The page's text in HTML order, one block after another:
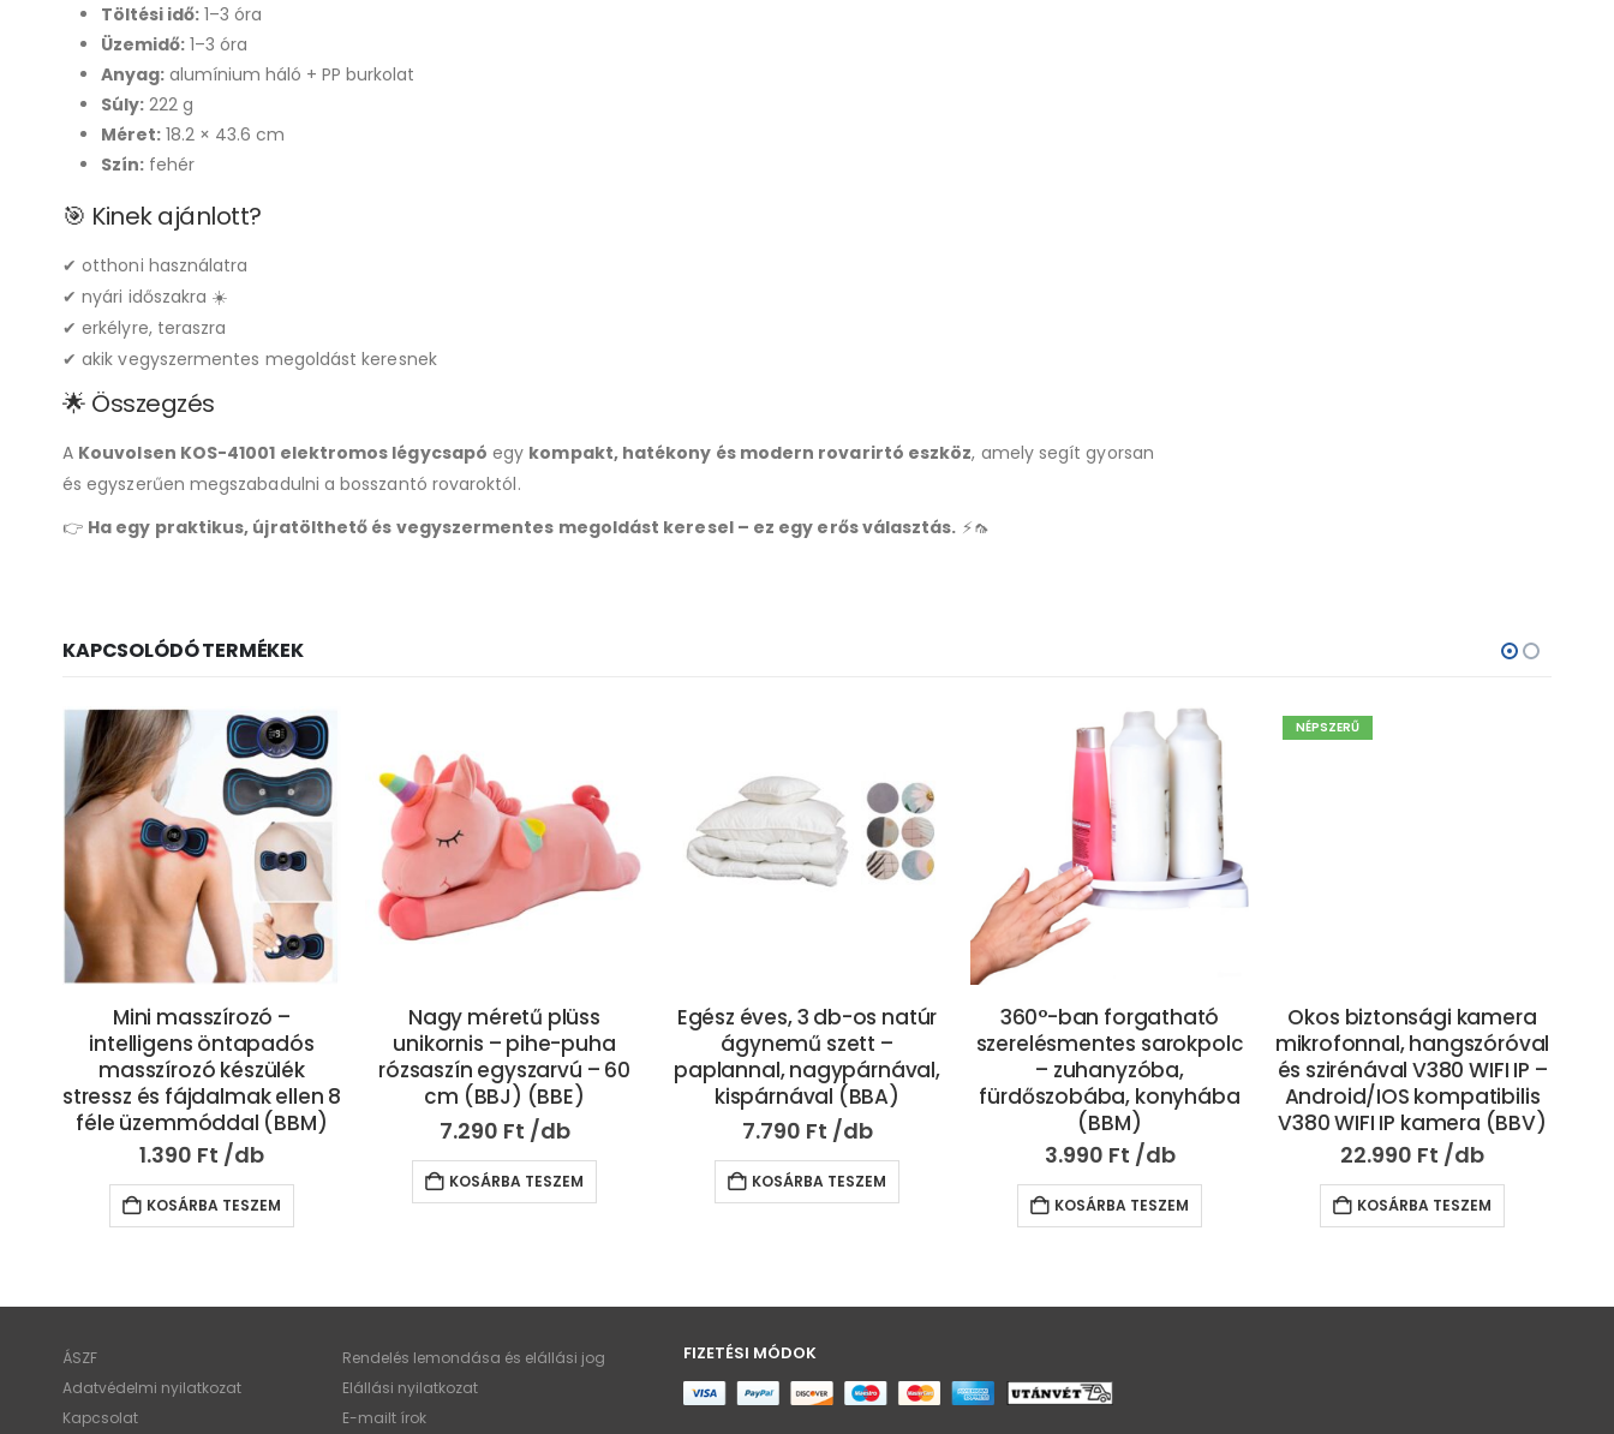
Töltési idő: 1–3 óra
Üzemidő: 1–3 óra
Anyag: alumínium háló + PP burkolat
Súly: 222 g
Méret: 18.2 × 43.6 cm
Szín: fehér
🎯 Kinek ajánlott?
✔ otthoni használatra
✔ nyári időszakra ☀️
✔ erkélyre, teraszra
✔ akik vegyszermentes megoldást keresnek
🌟 Összegzés
A Kouvolsen KOS-41001 elektromos légycsapó egy kompakt, hatékony és modern rovarirtó eszköz, amely segít gyorsan
és egyszerűen megszabadulni a bosszantó rovaroktól.
👉 Ha egy praktikus, újratölthető és vegyszermentes megoldást keresel – ez egy erős választás. ⚡🦟
KAPCSOLÓDÓ TERMÉKEK
Mini masszírozó –
intelligens öntapadós
masszírozó készülék
stressz és fájdalmak ellen 8
féle üzemmóddal (BBM)
1.390 Ft
KOSÁRBA TESZEM
Nagy méretű plüss
unikornis – pihe-puha
rózsaszín egyszarvú – 60
cm (BBJ) (BBE)
7.290 Ft
KOSÁRBA TESZEM
Egész éves, 3 db-os natúr
ágynemű szett –
paplannal, nagypárnával,
kispárnával (BBA)
7.790 Ft
KOSÁRBA TESZEM
360°-ban forgatható
szerelésmentes sarokpolc
– zuhanyzóba,
fürdőszobába, konyhába
(BBM)
3.990 Ft
KOSÁRBA TESZEM
NÉPSZERŰ
Okos biztonsági kamera
mikrofonnal, hangszóróval
és szirénával V380 WIFI IP –
Android/IOS kompatibilis
V380 WIFI IP kamera (BBV)
22.990 Ft
KOSÁRBA TESZEM
ÁSZF
Rendelés lemondása és elállási jog
Adatvédelmi nyilatkozat
Elállási nyilatkozat
Kapcsolat
E-mailt írok
FIZETÉSI MÓDOK